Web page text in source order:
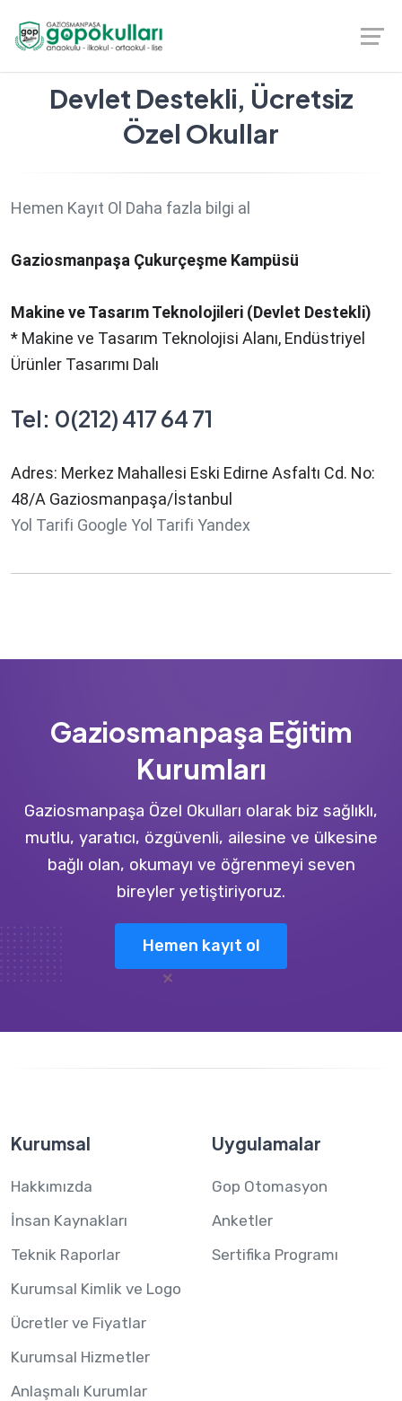
Devlet Destekli, Ücretsiz
Özel Okullar
Hemen Kayıt Ol Daha fazla bilgi al
Gaziosmanpaşa Çukurçeşme Kampüsü
Makine ve Tasarım Teknolojileri (Devlet Destekli)
* Makine ve Tasarım Teknolojisi Alanı, Endüstriyel
Ürünler Tasarımı Dalı
Tel: 0(212) 417 64 71
Adres: Merkez Mahallesi Eski Edirne Asfaltı Cd. No:
48/A Gaziosmanpaşa/İstanbul
Yol Tarifi Google Yol Tarifi Yandex
Gaziosmanpaşa Eğitim
Kurumları
Gaziosmanpaşa Özel Okulları olarak biz sağlıklı,
mutlu, yaratıcı, özgüvenli, ailesine ve ülkesine
bağlı olan, okumayı ve öğrenmeyi seven
bireyler yetiştiriyoruz.
Hemen kayıt ol
Kurumsal
Hakkımızda
İnsan Kaynakları
Teknik Raporlar
Kurumsal Kimlik ve Logo
Ücretler ve Fiyatlar
Kurumsal Hizmetler
Anlaşmalı Kurumlar
Uygulamalar
Gop Otomasyon
Anketler
Sertifika Programı